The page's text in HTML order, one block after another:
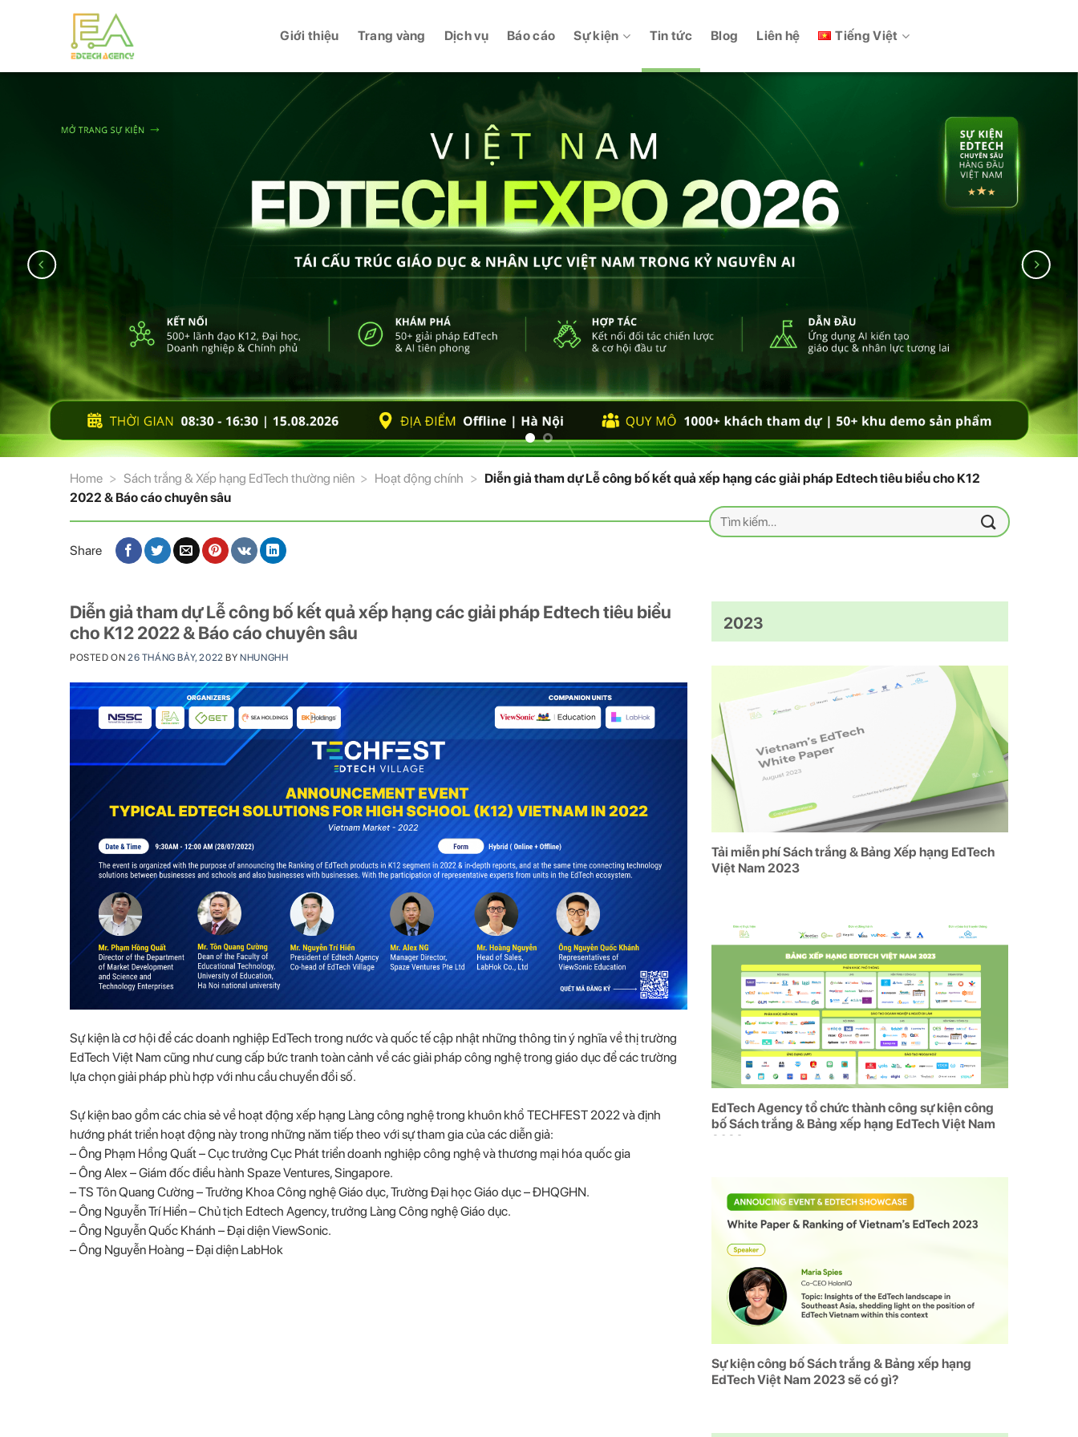
Giới thiệu Trang vàng Dịch vụ Báo cáo Sự kiện Tin tức Blog Liên hệ Tiếng Việt
Home > Sách trắng & Xếp hạng EdTech thường niên > Hoạt động chính > Diễn giả tham dự Lễ công bố kết quả xếp hạng các giải pháp Edtech tiêu biểu cho K12
2022 & Báo cáo chuyên sâu
Tìm
kiếm:
Share
Diễn giả tham dự Lễ công bố kết quả xếp hạng các giải pháp Edtech tiêu biểu
cho K12 2022 & Báo cáo chuyên sâu
POSTED ON 26 THÁNG BẢY, 2022 BYNHUNGHH
Sự kiện là cơ hội để các doanh nghiệp EdTech trong nước và quốc tế cập nhật những thông tin ý nghĩa về thị trường
EdTech Việt Nam cũng như cung cấp bức tranh toàn cảnh về các giải pháp công nghệ trong giáo dục để các trường
lựa chọn giải pháp phù hợp với nhu cầu chuyển đổi số.
Sự kiện bao gồm các chia sẻ về hoạt động xếp hạng Làng công nghệ trong khuôn khổ TECHFEST 2022 và định
hướng phát triển hoạt động này trong những năm tiếp theo với sự tham gia của các diễn giả:
– Ông Phạm Hồng Quất – Cục trưởng Cục Phát triển doanh nghiệp công nghệ và thương mại hóa quốc gia
– Ông Alex – Giám đốc điều hành Spaze Ventures, Singapore.
– TS Tôn Quang Cường – Trưởng Khoa Công nghệ Giáo dục, Trường Đại học Giáo dục – ĐHQGHN.
– Ông Nguyễn Trí Hiển – Chủ tịch Edtech Agency, trưởng Làng Công nghệ Giáo dục.
– Ông Nguyễn Quốc Khánh – Đại diện ViewSonic.
– Ông Nguyễn Hoàng – Đại diện LabHok
2023
Tải miễn phí Sách trắng & Bảng Xếp hạng EdTech
Việt Nam 2023
EdTech Agency tổ chức thành công sự kiện công
bố Sách trắng & Bảng xếp hạng EdTech Việt Nam
Sự kiện công bố Sách trắng & Bảng xếp hạng
EdTech Việt Nam 2023 sẽ có gì?